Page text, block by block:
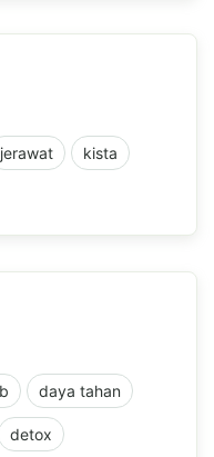
jerawat kista
daya tahan
detox